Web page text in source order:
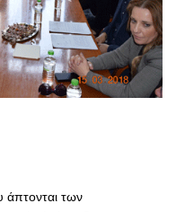
άπτονται των